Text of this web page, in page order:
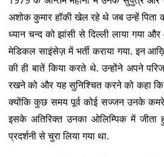
अशोक कुमार हॉकी खेल रहे थे जब उन्हें पिता
ध्यान चन्द को झांसी से दिल्ली लाया गया
मेडिकल साइंसेज़ में भर्ती कराया गया. इन
की ही बातें किया करते थे. उन्होंने अपने
रखने को और यह सुनिश्चित करने को कहा
क्योंकि कुछ समय पूर्व कोई सज्जन उनके
इसके अतिरिक्त उनका ओलिम्पिक में
प्रदर्शनी से चुरा लिया गया था.